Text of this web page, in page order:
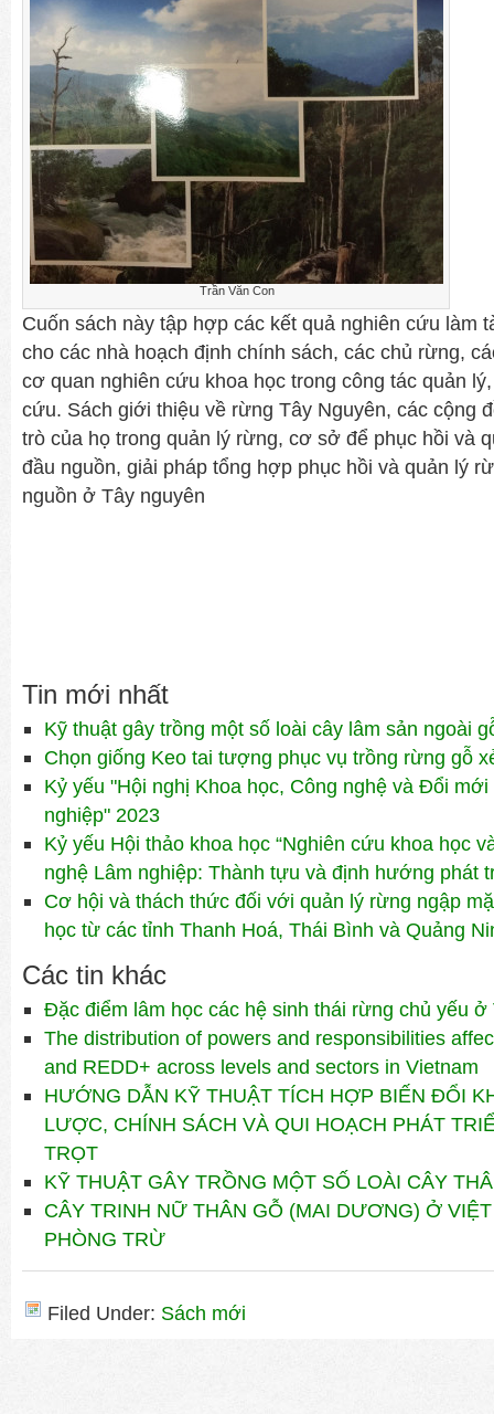
Trần Văn Con
Cuốn sách này tập hợp các kết quả nghiên cứu làm
cho các nhà hoạch định chính sách, các chủ rừng,
cơ quan nghiên cứu khoa học trong công tác quản
cứu. Sách giới thiệu về rừng Tây Nguyên, các cộng
trò của họ trong quản lý rừng, cơ sở để phục hồi và
đầu nguồn, giải pháp tổng hợp phục hồi và quản lý
nguồn ở Tây nguyên
Tin mới nhất
Kỹ thuật gây trồng một số loài cây lâm sản ngoài
Chọn giống Keo tai tượng phục vụ trồng rừng gỗ
Kỷ yếu "Hội nghị Khoa học, Công nghệ và Đổi
nghiệp" 2023
Kỷ yếu Hội thảo khoa học “Nghiên cứu khoa học
nghệ Lâm nghiệp: Thành tựu và định hướng phát
Cơ hội và thách thức đối với quản lý rừng ngập
học từ các tỉnh Thanh Hoá, Thái Bình và Quảng
Các tin khác
Đặc điểm lâm học các hệ sinh thái rừng chủ yếu ở
The distribution of powers and responsibilities
and REDD+ across levels and sectors in Vietnam
HƯỚNG DẪN KỸ THUẬT TÍCH HỢP BIẾN ĐỔI
LƯỢC, CHÍNH SÁCH VÀ QUI HOẠCH PHÁT
TRỌT
KỸ THUẬT GÂY TRỒNG MỘT SỐ LOÀI CÂY
CÂY TRINH NỮ THÂN GỖ (MAI DƯƠNG) Ở
PHÒNG TRỪ
Filed Under: Sách mới